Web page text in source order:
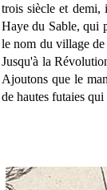
trois siècle et demi,
Haye du Sable, qui
le nom du village
Jusqu'à la
Ajoutons que le
de hautes futaies